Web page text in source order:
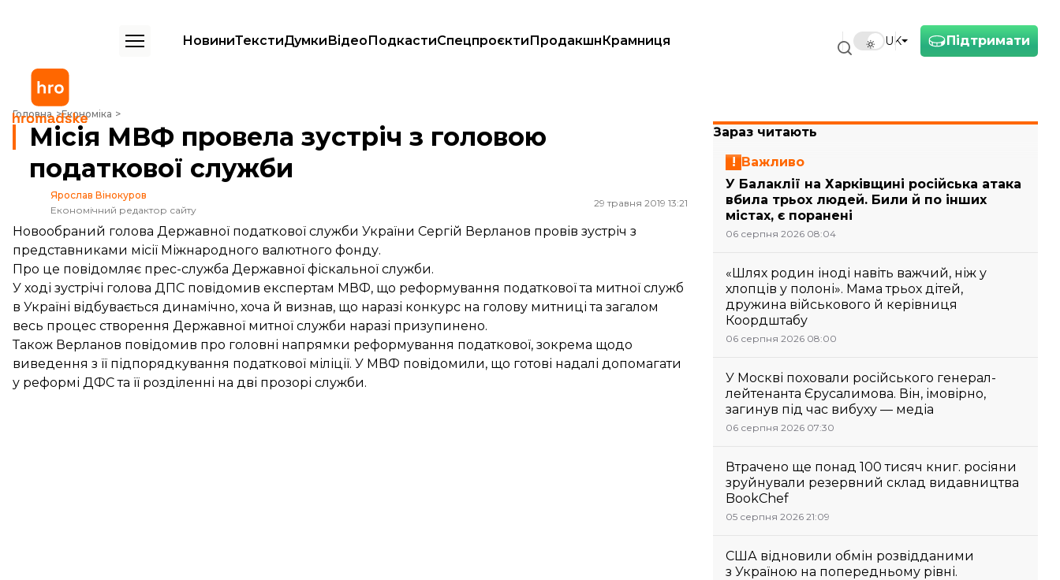
Підтримати
UK
НовиниТекстиДумкиВідеоПодкастиСпецпроєктиПродакшнКрамниця
Головна Економіка
Місія МВФ провела зустріч з головою податкової служби
Місія МВФ провела зустріч з головою
податкової служби
Ярослав Вінокуров
Економічний редактор сайту
29 травня 2019 13:21
Новообраний голова Державної податкової служби України Сергій Верланов провів зустріч з
представниками місії Міжнародного валютного фонду.
Про це повідомляє прес-служба Державної фіскальної служби.
У ході зустрічі голова ДПС повідомив експертам МВФ, що реформування податкової та митної служб
в Україні відбувається динамічно, хоча й визнав, що наразі конкурс на голову митниці та загалом
весь процес створення Державної митної служби наразі призупинено.
Також Верланов повідомив про головні напрямки реформування податкової, зокрема щодо
виведення з її підпорядкування податкової міліції. У МВФ повідомили, що готові надалі допомагати
у реформі ДФС та її розділенні на дві прозорі служби.
Зараз читають
Важливо
У Балаклії на Харківщині російська атака
вбила трьох людей. Били й по інших
містах, є поранені
06 серпня 2026 08:04
«Шлях родин іноді навіть важчий, ніж у
хлопців у полоні». Мама трьох дітей,
дружина військового й керівниця
Коордштабу
06 серпня 2026 08:00
У Москві поховали російського генерал-
лейтенанта Єрусалимова. Він, імовірно,
загинув під час вибуху — медіа
06 серпня 2026 07:30
Втрачено ще понад 100 тисяч книг. росіяни
зруйнували резервний склад видавництва
BookChef
05 серпня 2026 21:09
США відновили обмін розвідданими
з Україною на попередньому рівні.